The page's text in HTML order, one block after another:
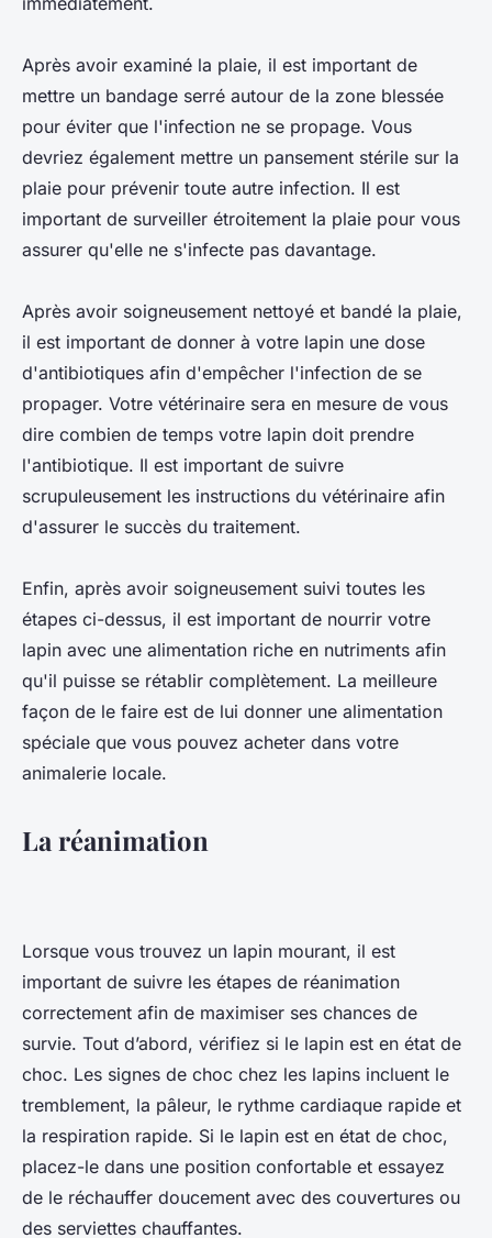
Après avoir examiné la plaie, il est important de
mettre un bandage serré autour de la zone blessée
pour éviter que l'infection ne se propage. Vous
devriez également mettre un pansement stérile sur la
plaie pour prévenir toute autre infection. Il est
important de surveiller étroitement la plaie pour vous
assurer qu'elle ne s'infecte pas davantage.
Après avoir soigneusement nettoyé et bandé la plaie,
il est important de donner à votre lapin une dose
d'antibiotiques afin d'empêcher l'infection de se
propager. Votre vétérinaire sera en mesure de vous
dire combien de temps votre lapin doit prendre
l'antibiotique. Il est important de suivre
scrupuleusement les instructions du vétérinaire afin
d'assurer le succès du traitement.
Enfin, après avoir soigneusement suivi toutes les
étapes ci-dessus, il est important de nourrir votre
lapin avec une alimentation riche en nutriments afin
qu'il puisse se rétablir complètement. La meilleure
façon de le faire est de lui donner une alimentation
spéciale que vous pouvez acheter dans votre
animalerie locale.
La réanimation
Lorsque vous trouvez un lapin mourant, il est
important de suivre les étapes de réanimation
correctement afin de maximiser ses chances de
survie. Tout d’abord, vérifiez si le lapin est en état de
choc. Les signes de choc chez les lapins incluent le
tremblement, la pâleur, le rythme cardiaque rapide et
la respiration rapide. Si le lapin est en état de choc,
placez-le dans une position confortable et essayez
de le réchauffer doucement avec des couvertures ou
des serviettes chauffantes.